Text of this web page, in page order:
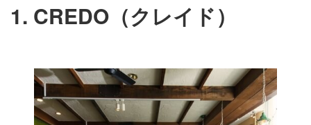
1. CREDO（クレイド）